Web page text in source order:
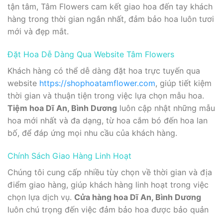
tận tâm, Tâm Flowers cam kết giao hoa đến tay khách
hàng trong thời gian ngắn nhất, đảm bảo hoa luôn tươi
mới và đẹp mắt.
Đặt Hoa Dễ Dàng Qua Website Tâm Flowers
Khách hàng có thể dễ dàng đặt hoa trực tuyến qua
website https://shophoatamflower.com, giúp tiết kiệm
thời gian và thuận tiện trong việc lựa chọn mẫu hoa.
Tiệm hoa Dĩ An, Bình Dương luôn cập nhật những mẫu
hoa mới nhất và đa dạng, từ hoa cắm bó đến hoa lan
bố, để đáp ứng mọi nhu cầu của khách hàng.
Chính Sách Giao Hàng Linh Hoạt
Chúng tôi cung cấp nhiều tùy chọn về thời gian và địa
điểm giao hàng, giúp khách hàng linh hoạt trong việc
chọn lựa dịch vụ. Cửa hàng hoa Dĩ An, Bình Dương
luôn chú trọng đến việc đảm bảo hoa được bảo quản